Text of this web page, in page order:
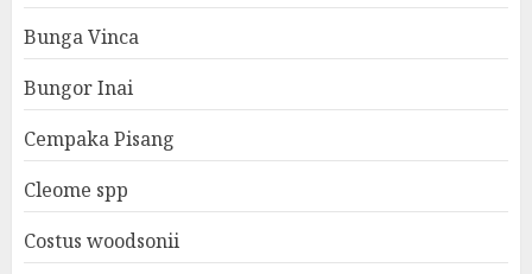
Bunga Vinca
Bungor Inai
Cempaka Pisang
Cleome spp
Costus woodsonii